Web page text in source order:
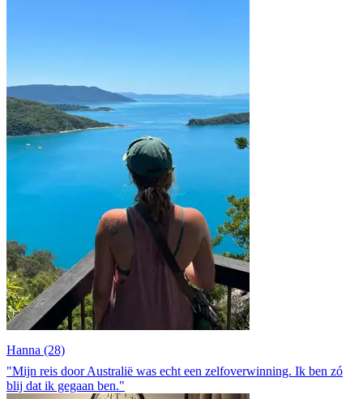
Hanna (28)
"Mijn reis door Australië was echt een zelfoverwinning. Ik ben zó
blij dat ik gegaan ben."